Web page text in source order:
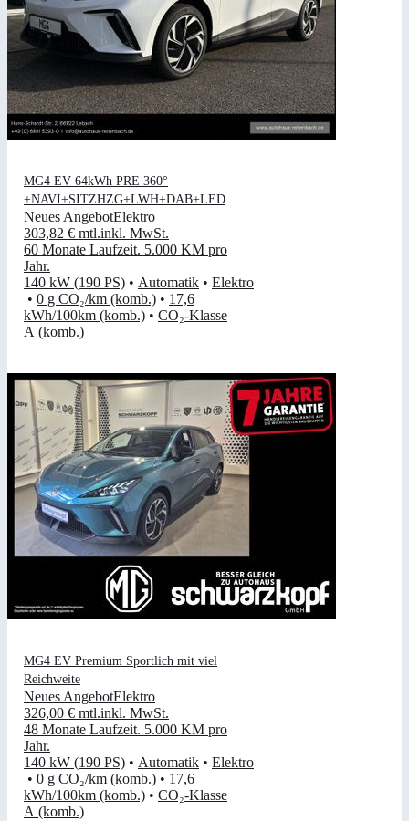
MG4 EV 64kWh PRE 360°
+NAVI+SITZHZG+LWH+DAB+LED
Neues AngebotElektro
303,82 € mtl.inkl. MwSt.
60 Monate Laufzeit. 5.000 KM pro
Jahr.
140 kW (190 PS) • Automatik • Elektro
• 0 g CO₂/km (komb.) • 17,6
kWh/100km (komb.) • CO₂-Klasse
A (komb.)
MG4 EV Premium Sportlich mit viel
Reichweite
Neues AngebotElektro
326,00 € mtl.inkl. MwSt.
48 Monate Laufzeit. 5.000 KM pro
Jahr.
140 kW (190 PS) • Automatik • Elektro
• 0 g CO₂/km (komb.) • 17,6
kWh/100km (komb.) • CO₂-Klasse
A (komb.)